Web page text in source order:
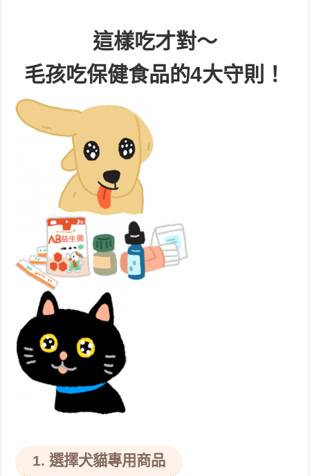
這樣吃才對～
毛孩吃保健食品的4大守則！
1. 選擇犬貓專用商品